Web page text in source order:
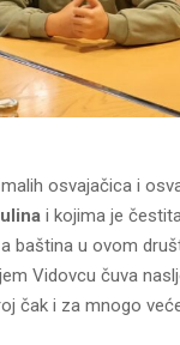
osvajačica i
i kojima je
baština u ovom
Vidovcu čuva
čak i za mnogo